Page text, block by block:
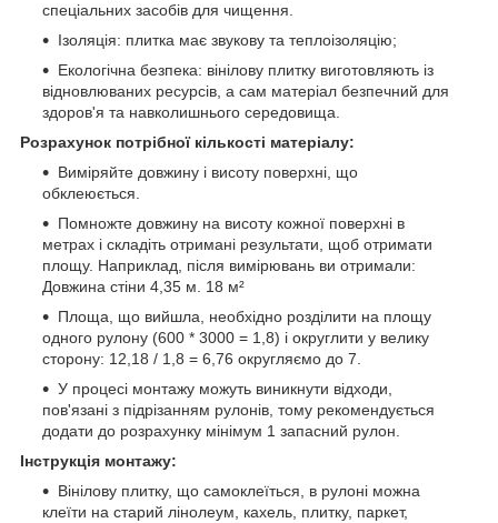
спеціальних засобів для чищення.
Ізоляція: плитка має звукову та теплоізоляцію;
Екологічна безпека: вінілову плитку виготовляють із
відновлюваних ресурсів, а сам матеріал безпечний для
здоров'я та навколишнього середовища.
Розрахунок потрібної кількості матеріалу:
Виміряйте довжину і висоту поверхні, що
обклеюється.
Помножте довжину на висоту кожної поверхні в
метрах і складіть отримані результати, щоб отримати
площу. Наприклад, після вимірювань ви отримали:
Довжина стіни 4,35 м. 18 м²
Площа, що вийшла, необхідно розділити на площу
одного рулону (600 * 3000 = 1,8) і округлити у велику
сторону: 12,18 / 1,8 = 6,76 округляємо до 7.
У процесі монтажу можуть виникнути відходи,
пов'язані з підрізанням рулонів, тому рекомендується
додати до розрахунку мінімум 1 запасний рулон.
Інструкція монтажу:
Вінілову плитку, що самоклеїться, в рулоні можна
клеїти на старий лінолеум, кахель, плитку, паркет,